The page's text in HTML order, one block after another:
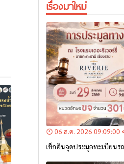
เรื่องมาใหม่
06 ส.ค. 2026 09:09:00
เช็กอินจุดประมูลทะเบียนร